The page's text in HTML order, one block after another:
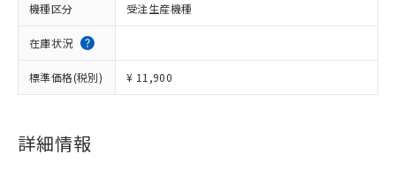
機種区分 受注生産機種
在庫状況
標準価格(税別) ¥ 11,900
詳細情報